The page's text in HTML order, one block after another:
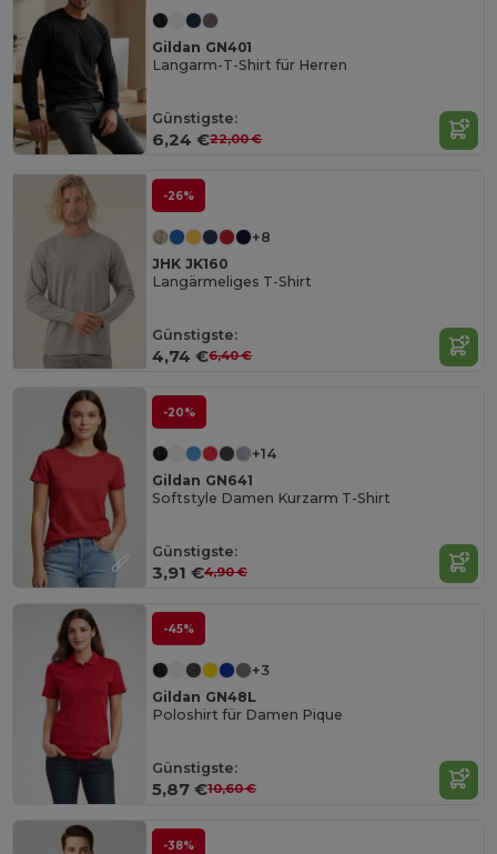
Gildan GN401
Langarm-T-Shirt für Herren
Günstigste:
6,24 €22,00 €
-26%
+8
JHK JK160
Langärmeliges T-Shirt
Günstigste:
4,74 €6,40 €
-20%
+14
Gildan GN641
Softstyle Damen Kurzarm T-Shirt
Günstigste:
3,91 €4,90 €
-45%
+3
Gildan GN48L
Poloshirt für Damen Pique
Günstigste:
5,87 €10,60 €
-38%